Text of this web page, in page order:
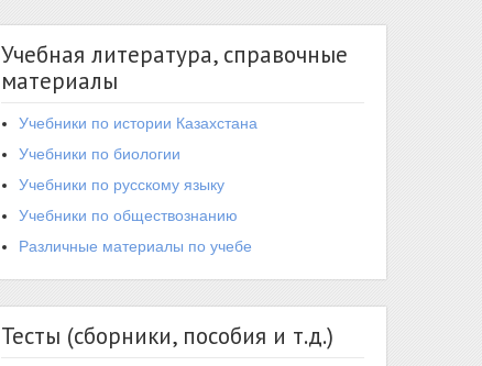
Учебная литература, справочные
материалы
Учебники по истории Казахстана
Учебники по биологии
Учебники по русскому языку
Учебники по обществознанию
Различные материалы по учебе
Тесты (сборники, пособия и т.д.)